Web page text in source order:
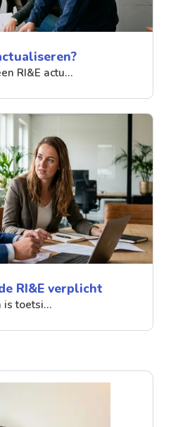
RI&E actu…
RI&E verplicht
is toetsi…